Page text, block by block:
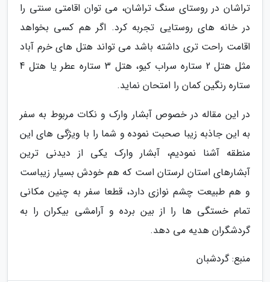
تراشان در روستای سنگ تراشان، می توان اقامتی سنتی را
در خانه های روستایی تجربه کرد. اگر هم کسی بخواهد
اقامت راحت تری داشته باشد می تواند هتل های خرم آباد
مثل هتل 2 ستاره سراب کیو، هتل 3 ستاره عطر یا هتل 4
ستاره رنگین کمان را امتحان نماید.
در این مقاله در خصوص آبشار وارک و نکات مربوط به سفر
به این جاذبه زیبا صحبت نموده و شما را با ویژگی های این
منطقه آشنا نمودیم، آبشار وارک یکی از دیدنی ترین
آبشارهای استان لرستان است که هم خودش بسیار زیباست
و هم طبیعت چشم نوازی دارد، قطعا سفر به چنین مکانی
تمام خستگی ها را از بین برده و آرامشی بیکران را به
گردشگران هدیه می دهد.
منبع: گردشبان